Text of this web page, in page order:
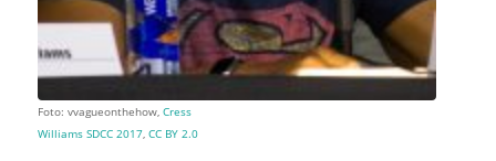
Foto: vvagueonthehow, Cress
Williams SDCC 2017, CC BY 2.0